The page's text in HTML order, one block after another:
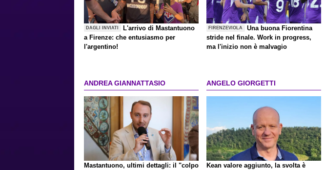
DAGLI INVIATI
L'arrivo di Mastantuono
a Firenze: che entusiasmo per
l'argentino!
FIRENZEVIOLA
Una buona Fiorentina
stride nel finale. Work in progress,
ma l'inizio non è malvagio
ANDREA GIANNATTASIO
Mastantuono, ultimi dettagli: il "colpo
ANGELO GIORGETTI
Kean valore aggiunto, la svolta è